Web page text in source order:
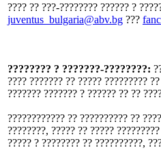
???? ?? ???-???????? ?????? ?
juventus_bulgaria@abv.bg ???
???????? ? ???????-????????:
???? ??????? ?? ????? ?????????
??????? ??????? ? ?????? ?? ??
???????????? ?? ?????????? ??
????????, ????? ?? ?????
????? ? ???????? ?? ??????????,